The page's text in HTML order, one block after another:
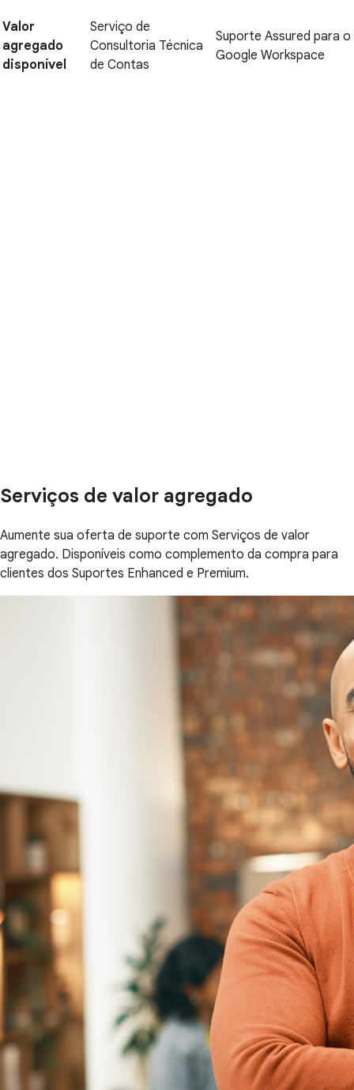
Valor
agregado
disponível
Serviço de
Consultoria Técnica
de Contas
Suporte Assured para o
Google Workspace
Serviços de valor agregado
Aumente sua oferta de suporte com Serviços de valor
agregado. Disponíveis como complemento da compra para
clientes dos Suportes Enhanced e Premium.